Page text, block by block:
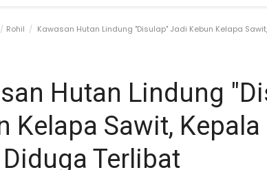
Rohil Kawasan Hutan Lindung "Disulap" Jadi Kebun Kelapa
Hutan Lindung
Kelapa Sawit,
Terlibat